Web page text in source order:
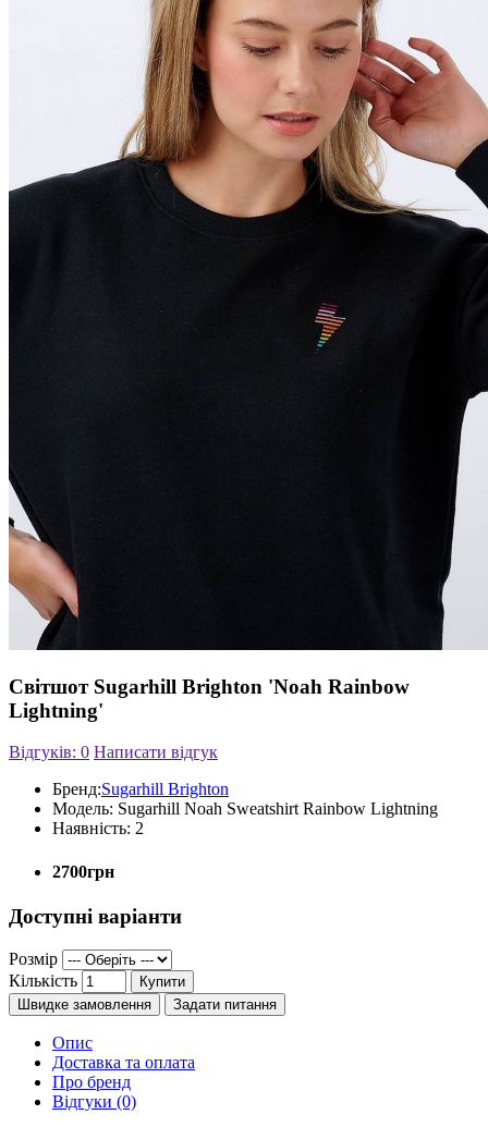
Світшот Sugarhill Brighton 'Noah Rainbow
Lightning'
Відгуків: 0 Написати відгук
Бренд:Sugarhill Brighton
Модель: Sugarhill Noah Sweatshirt Rainbow Lightning
Наявність: 2
2700грн
Доступні варіанти
Розмір
Кількість
Купити
Швидке замовлення
Задати питання
Опис
Доставка та оплата
Про бренд
Відгуки (0)